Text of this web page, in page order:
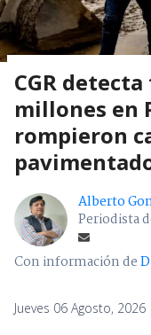
CGR
millones en
rompieron
Alberto
Periodista
Con información de
Jueves 06 Agosto,